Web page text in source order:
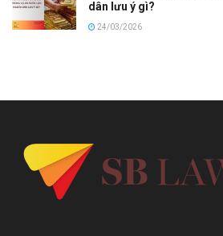
dân lưu ý gì?
24/03/2026